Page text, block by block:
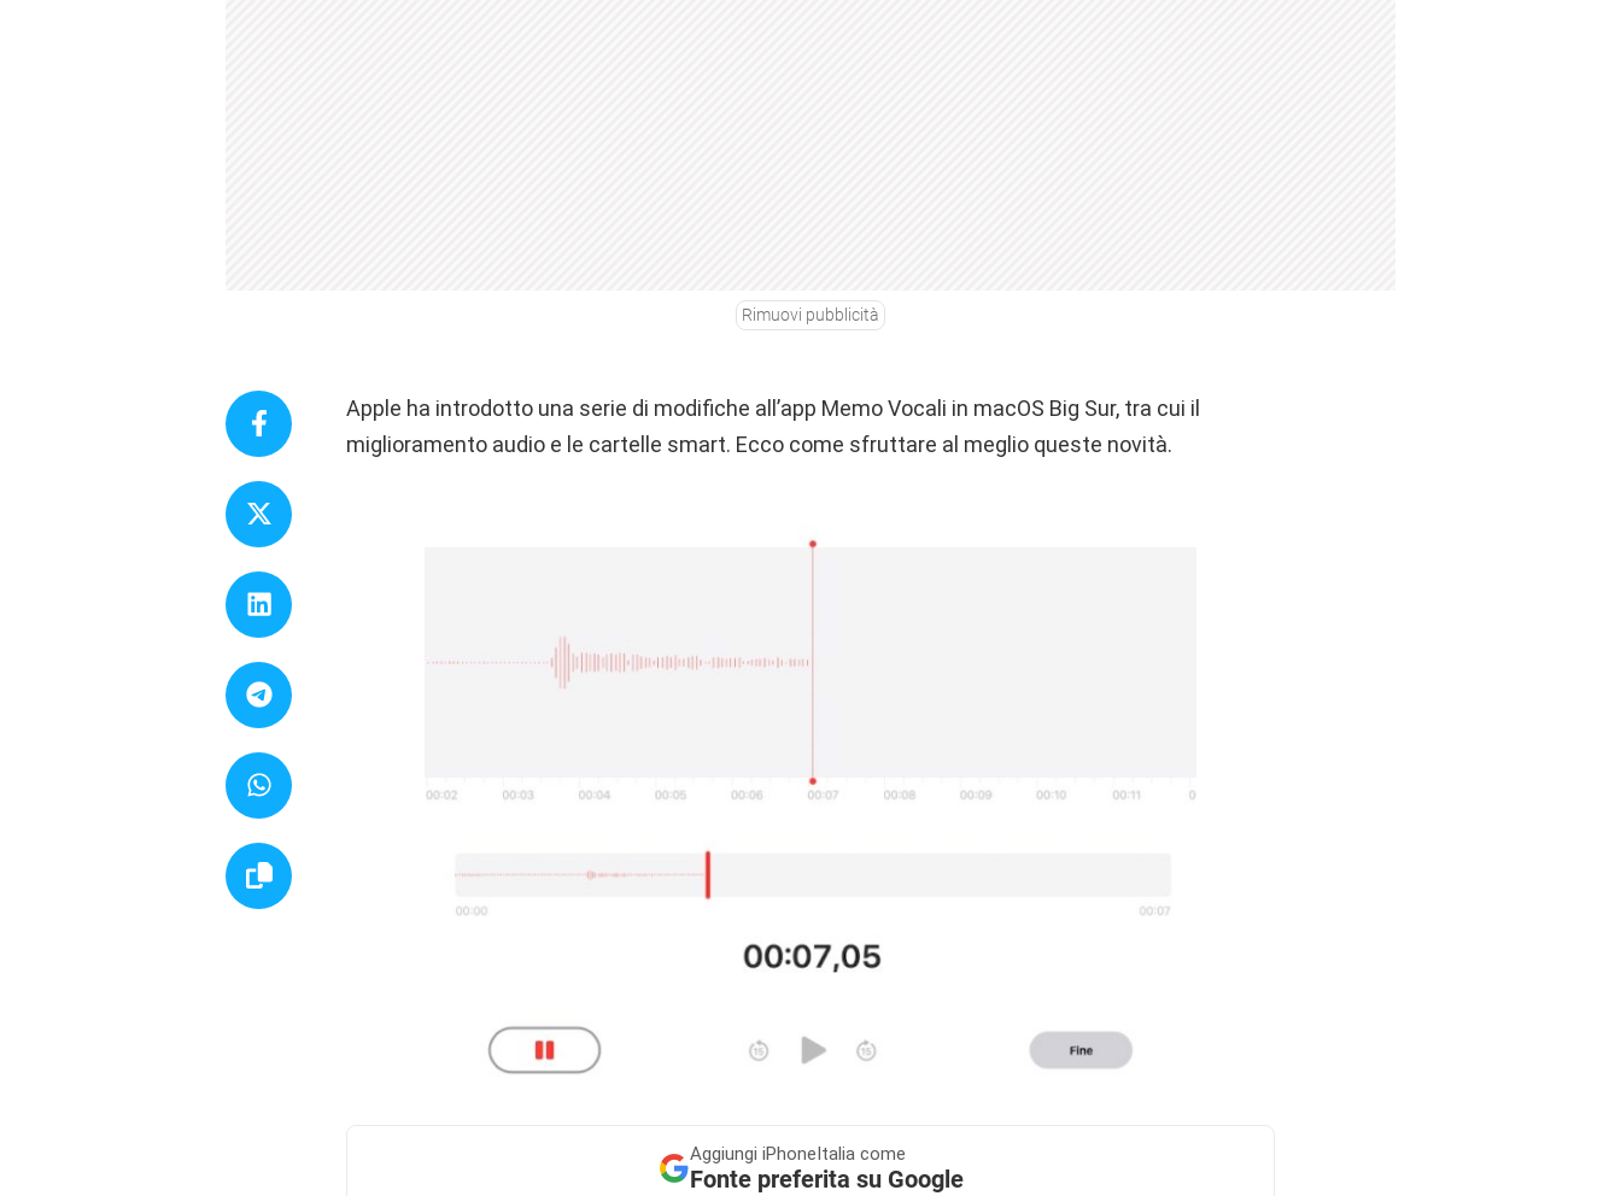
Rimuovi pubblicità
Apple ha introdotto una serie di modifiche all’app Memo Vocali in macOS Big Sur, tra cui il
miglioramento audio e le cartelle smart. Ecco come sfruttare al meglio queste novità.
Aggiungi iPhoneItalia come
Fonte preferita su Google